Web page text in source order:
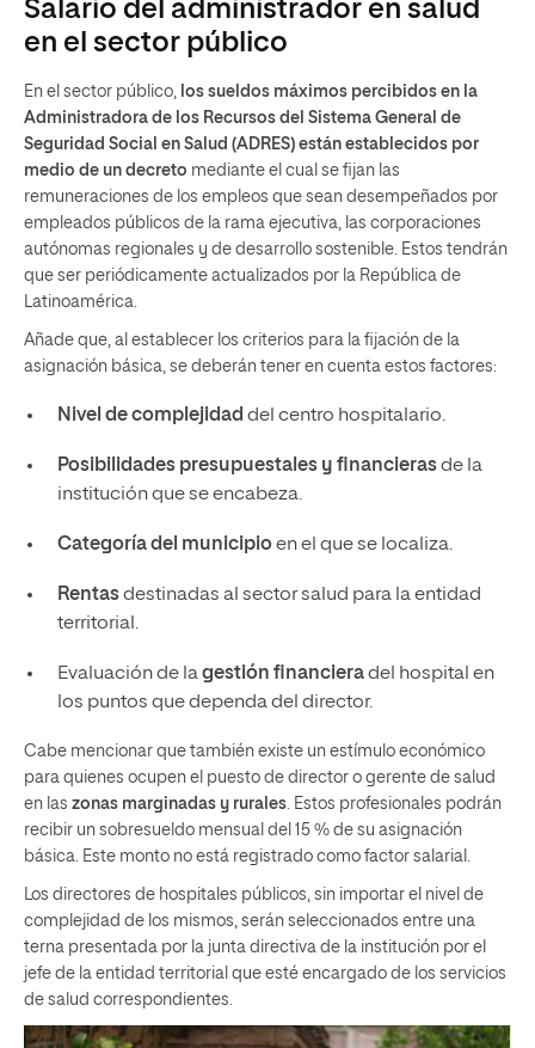
Salario del administrador en salud
en el sector público
En el sector público, los sueldos máximos percibidos en la
Administradora de los Recursos del Sistema General de
Seguridad Social en Salud (ADRES) están establecidos por
medio de un decreto mediante el cual se fijan las
remuneraciones de los empleos que sean desempeñados por
empleados públicos de la rama ejecutiva, las corporaciones
autónomas regionales y de desarrollo sostenible. Estos tendrán
que ser periódicamente actualizados por la República de
Latinoamérica.
Añade que, al establecer los criterios para la fijación de la
asignación básica, se deberán tener en cuenta estos factores:
Nivel de complejidad del centro hospitalario.
Posibilidades presupuestales y financierasde la
institución que se encabeza.
Categoría del municipioen el que se localiza.
Rentasdestinadas al sector salud para la entidad
territorial.
Evaluación de lagestión financieradel hospital en
los puntos que dependa del director.
Cabe mencionar que también existe un estímulo económico
para quienes ocupen el puesto de director o gerente de salud
en las zonas marginadas y rurales. Estos profesionales podrán
recibir un sobresueldo mensual del 15 % de su asignación
básica. Este monto no está registrado como factor salarial.
Los directores de hospitales públicos, sin importar el nivel de
complejidad de los mismos, serán seleccionados entre una
terna presentada por la junta directiva de la institución por el
jefe de la entidad territorial que esté encargado de los servicios
de salud correspondientes.